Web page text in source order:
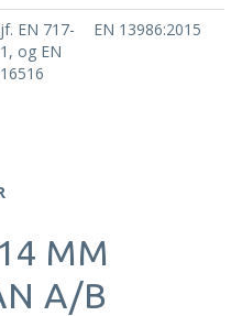
jf. EN 717-
1, og EN
16516
EN 13986:2015
MM
A/B